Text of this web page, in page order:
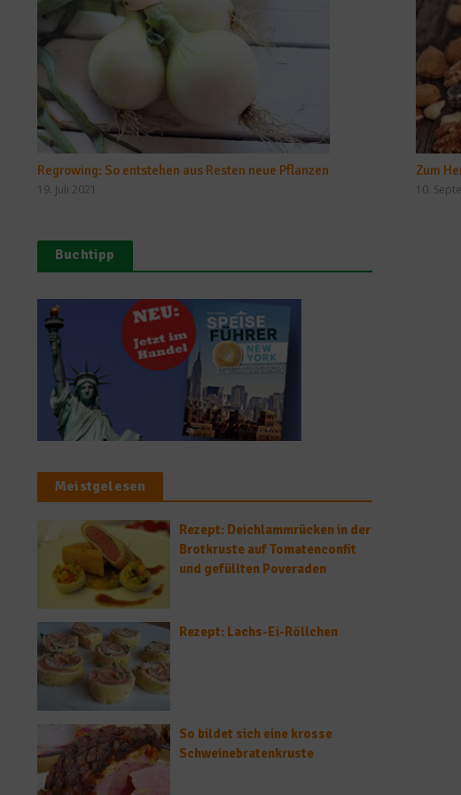
Regrowing: So entstehen aus Resten neue Pflanzen
19. Juli 2021
Zum
10.
Buchtipp
Meistgelesen
Rezept: Deichlammrücken in der
Brotkruste auf Tomatenconfit
und gefüllten Poveraden
Rezept: Lachs-Ei-Röllchen
So bildet sich eine krosse
Schweinebratenkruste